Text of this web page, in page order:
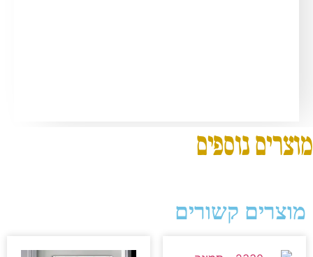
מוצרים נוספים
מוצרים קשורים